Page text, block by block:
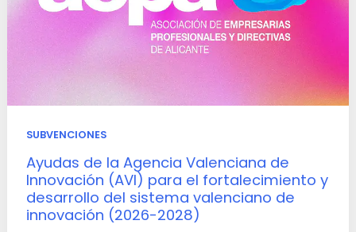
SUBVENCIONES
Ayudas de la Agencia Valenciana de
Innovación (AVI) para el fortalecimiento y
desarrollo del sistema valenciano de
innovación (2026-2028)